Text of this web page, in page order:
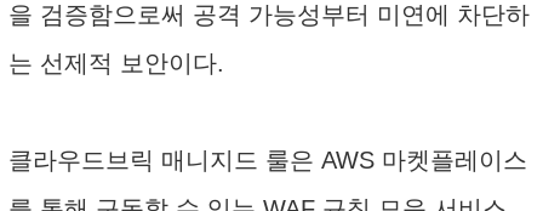
을 검증함으로써 공격 가능성부터 미연에 차단하
는 선제적 보안이다.
클라우드브릭 매니지드 룰은 AWS 마켓플레이스